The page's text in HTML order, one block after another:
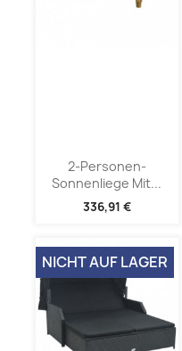
2-Personen-
Sonnenliege Mit...
336,91 €
NICHT AUF LAGER